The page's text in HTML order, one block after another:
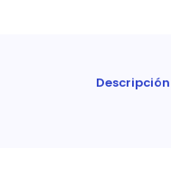
Descripción